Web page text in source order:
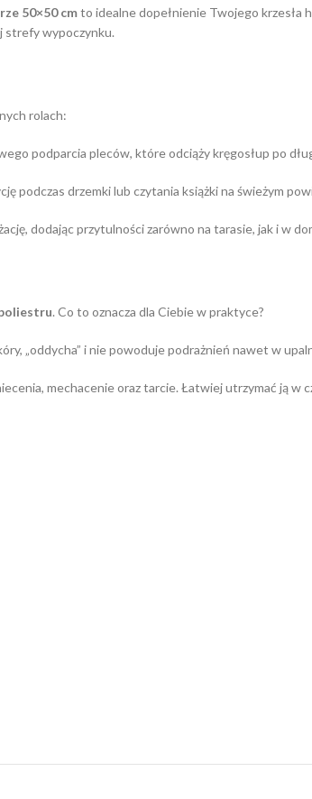
50×50 cmto idealne dopełnienie Twojego krzesła
strefy wypoczynku.
rolach:
podparcia pleców, które odciąży kręgosłup po
podczas drzemki lub czytania książki na świeżym
dodając przytulności zarówno na tarasie, jak i w
. Co to oznacza dla Ciebie w praktyce?
„oddycha” i nie powoduje podrażnień nawet w
mechacenie oraz tarcie. Łatwiej utrzymać ją w